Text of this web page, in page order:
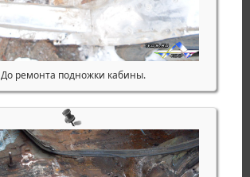
До ремонта подножки кабины.